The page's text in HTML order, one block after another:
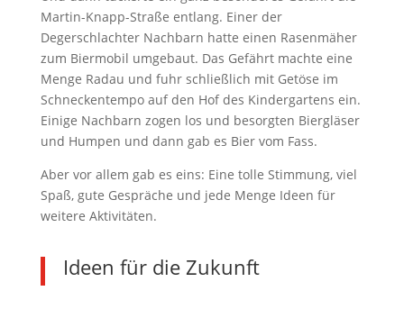
Martin-Knapp-Straße entlang. Einer der
Degerschlachter Nachbarn hatte einen Rasenmäher
zum Biermobil umgebaut. Das Gefährt machte eine
Menge Radau und fuhr schließlich mit Getöse im
Schneckentempo auf den Hof des Kindergartens ein.
Einige Nachbarn zogen los und besorgten Biergläser
und Humpen und dann gab es Bier vom Fass.
Aber vor allem gab es eins: Eine tolle Stimmung, viel
Spaß, gute Gespräche und jede Menge Ideen für
weitere Aktivitäten.
Ideen für die Zukunft